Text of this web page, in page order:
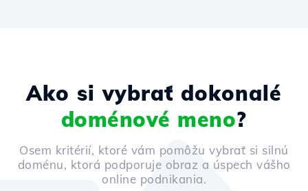
Ako si vybrať dokonalé
doménové meno?
Osem kritérií, ktoré vám pomôžu vybrať si silnú
doménu, ktorá podporuje obraz a úspech vášho
online podnikania.